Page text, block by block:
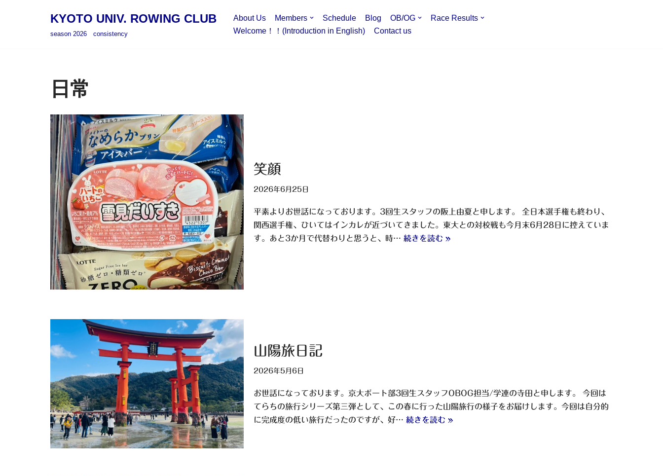
KYOTO UNIV. ROWING CLUB
season 2026 consistency
About Us Members Schedule Blog OB/OG
Race Results
Welcome！！(Introduction in English)
Contact us
日常
笑顔
2026年6月25日
平素よりお世話になっております。3回生スタッフの阪上由夏と申します。 全日本選手権も終わり、
関西選手権、ひいてはインカレが近づいてきました。東大との対校戦も今月末6月28日に控えていま
す。あと3か月で代替わりと思うと、時… 続きを読む »
山陽旅日記
2026年5月6日
お世話になっております。京大ボート部3回生スタッフOBOG担当/学連の寺田と申します。 今回は
てらちの旅行シリーズ第三弾として、この春に行った山陽旅行の様子をお届けします。今回は自分的
に完成度の低い旅行だったのですが、好… 続きを読む »